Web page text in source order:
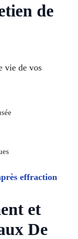
de
vie de vos
effraction
et
De